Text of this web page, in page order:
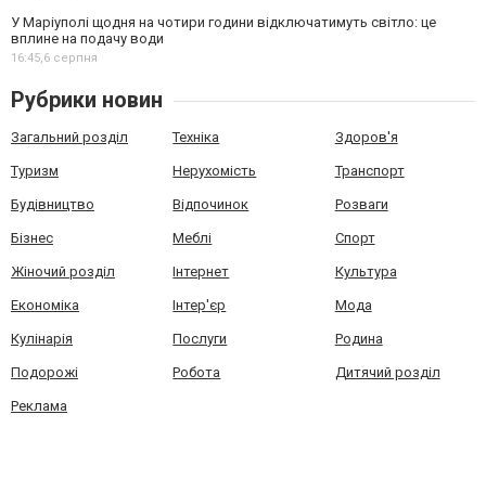
У Маріуполі щодня на чотири години відключатимуть світло: це
вплине на подачу води
16:45,6 серпня
Рубрики новин
Загальний розділ Техніка Здоров'я
Туризм Нерухомість Транспорт
Будівництво Відпочинок Розваги
Бізнес Меблі Спорт
Жіночий розділ Інтернет Культура
Економіка Інтер'єр Мода
Кулінарія Послуги Родина
Подорожі Робота Дитячий розділ
Реклама